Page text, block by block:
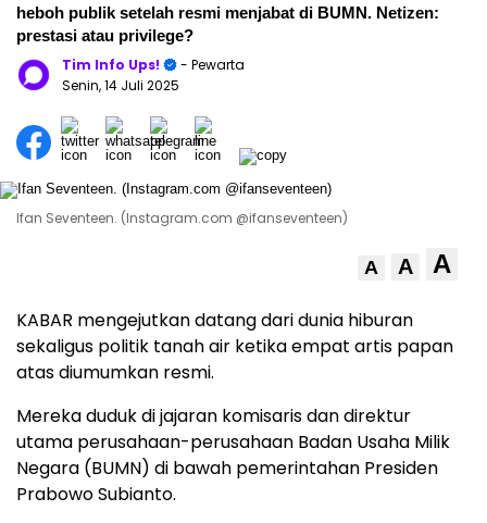
heboh publik setelah resmi menjabat di BUMN. Netizen:
prestasi atau privilege?
Tim Info Ups!
- Pewarta
Senin, 14 Juli 2025
Ifan Seventeen. (Instagram.com @ifanseventeen)
A A A
KABAR mengejutkan datang dari dunia hiburan
sekaligus politik tanah air ketika empat artis papan
atas diumumkan resmi.
Mereka duduk di jajaran komisaris dan direktur
utama perusahaan-perusahaan Badan Usaha Milik
Negara (BUMN) di bawah pemerintahan Presiden
Prabowo Subianto.